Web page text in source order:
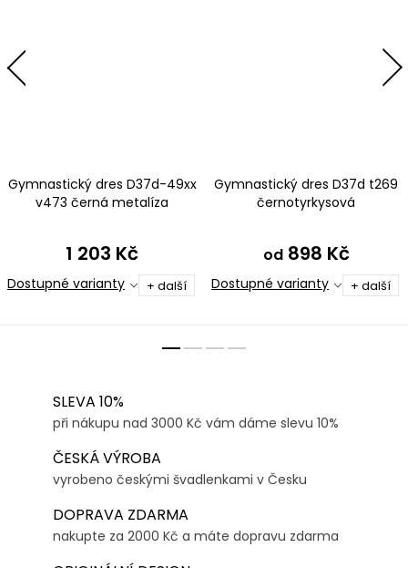
Gymnastický dres D37d-49xx
v473 černá metalíza
1 203 Kč
Dostupné varianty + další
Gymnastický dres D37d t269
černotyrkysová
od898 Kč
Dostupné varianty + další
SLEVA 10%
při nákupu nad 3000 Kč vám dáme slevu 10%
ČESKÁ VÝROBA
vyrobeno českými švadlenkami v Česku
DOPRAVA ZDARMA
nakupte za 2000 Kč a máte dopravu zdarma